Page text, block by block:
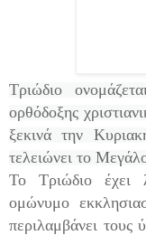
Τριώδιο
ορθόδοξης
ξεκινά την
τελειώνει το
Το Τριώδιο έχει
ομώνυμο
περιλαμβάνει τους